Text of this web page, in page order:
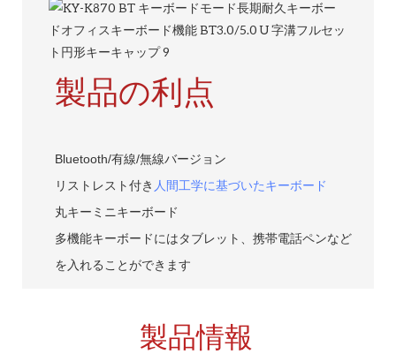
製品の利点
Bluetooth/有線/無線バージョン
リストレスト付き 人間工学に基づいたキーボード
丸キーミニキーボード
多機能キーボードにはタブレット、携帯電話ペンなど
を入れることができます
製品情報